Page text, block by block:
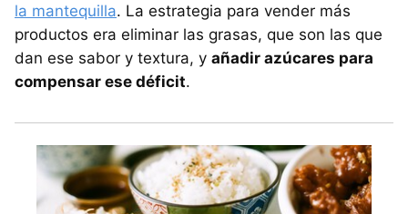
la mantequilla. La estrategia para vender más
productos era eliminar las grasas, que son las que
dan ese sabor y textura, y añadir azúcares para
compensar ese déficit.